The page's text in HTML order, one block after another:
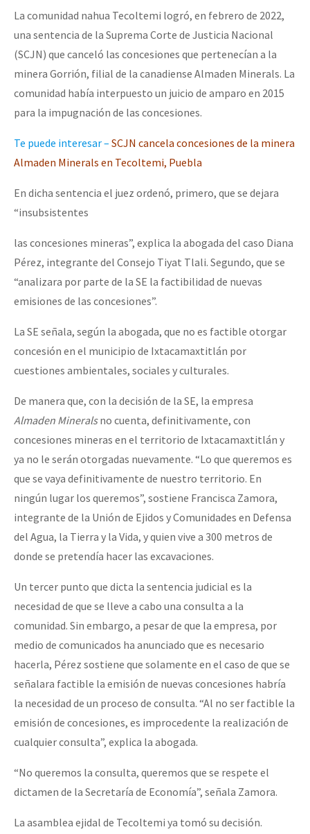
La comunidad nahua Tecoltemi logró, en febrero de 2022,
una sentencia de la Suprema Corte de Justicia Nacional
(SCJN) que canceló las concesiones que pertenecían a la
minera Gorrión, filial de la canadiense Almaden Minerals. La
comunidad había interpuesto un juicio de amparo en 2015
para la impugnación de las concesiones.
Te puede interesar – SCJN cancela concesiones de la minera
Almaden Minerals en Tecoltemi, Puebla
En dicha sentencia el juez ordenó, primero, que se dejara
“insubsistentes
las concesiones mineras”, explica la abogada del caso Diana
Pérez, integrante del Consejo Tiyat Tlali. Segundo, que se
“analizara por parte de la SE la factibilidad de nuevas
emisiones de las concesiones”.
La SE señala, según la abogada, que no es factible otorgar
concesión en el municipio de Ixtacamaxtitlán por
cuestiones ambientales, sociales y culturales.
De manera que, con la decisión de la SE, la empresa
Almaden Mineralsno cuenta, definitivamente, con
concesiones mineras en el territorio de Ixtacamaxtitlán y
ya no le serán otorgadas nuevamente. “Lo que queremos es
que se vaya definitivamente de nuestro territorio. En
ningún lugar los queremos”, sostiene Francisca Zamora,
integrante de la Unión de Ejidos y Comunidades en Defensa
del Agua, la Tierra y la Vida, y quien vive a 300 metros de
donde se pretendía hacer las excavaciones.
Un tercer punto que dicta la sentencia judicial es la
necesidad de que se lleve a cabo una consulta a la
comunidad. Sin embargo, a pesar de que la empresa, por
medio de comunicados ha anunciado que es necesario
hacerla, Pérez sostiene que solamente en el caso de que se
señalara factible la emisión de nuevas concesiones habría
la necesidad de un proceso de consulta. “Al no ser factible la
emisión de concesiones, es improcedente la realización de
cualquier consulta”, explica la abogada.
“No queremos la consulta, queremos que se respete el
dictamen de la Secretaría de Economía”, señala Zamora.
La asamblea ejidal de Tecoltemi ya tomó su decisión.